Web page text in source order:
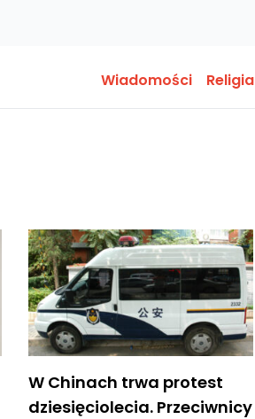
Wiadomości Religia
W Chinach trwa protest
dziesięciolecia. Przeciwnicy